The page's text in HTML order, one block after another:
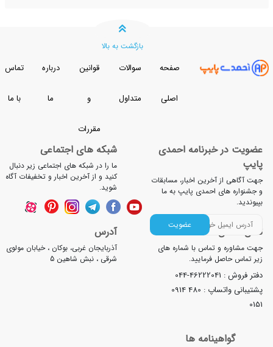
صفحه
اصلی
سوالات
متداول
قوانین
مقررات
درباره تماس
در خبرنامه احمدی
آگاهی از آخرین اخبار، مسابقات
های احمدی پایپ به ما
عضویت
شبکه های اجتماعی
ما را در شبکه های اجتماعی زیر دنبال
کنید و از آخرین اخبار و تخفیفات آگاه
شوید.
تماس
مشاوره و تماس با شماره های
تماس حاصل فرمایید.
فروش : 044-46222041
واتساپ :0914 480
آدرس
آذربایجان غربی، بوکان ، خیابان مولوی
شرقی ، نبش شاهین 5
گواهینامه ها
بازگشت به بالا